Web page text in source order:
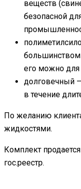
веществ
безопасной
большинством
его можно для
долговечный
в течение
По желанию
жидкостями.
Комплект
гос.реестр.